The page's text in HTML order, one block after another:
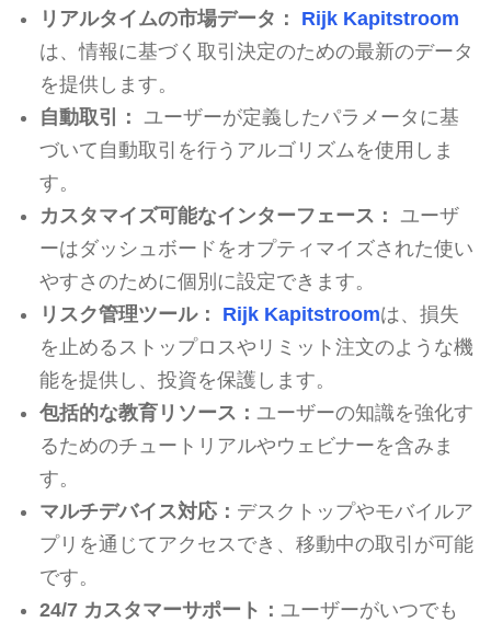
リアルタイムの市場データ：
Rijk Kapitstroom
は、情報に基づく取引決定のための最新のデータ
を提供します。
自動取引：
ユーザーが定義したパラメータに基
づいて自動取引を行うアルゴリズムを使用しま
す。
カスタマイズ可能なインターフェース：
ユーザ
ーはダッシュボードをオプティマイズされた使い
やすさのために個別に設定できます。
リスク管理ツール：
Rijk Kapitstroomは、損失
を止めるストップロスやリミット注文のような機
能を提供し、投資を保護します。
包括的な教育リソース： ユーザーの知識を強化す
るためのチュートリアルやウェビナーを含みま
す。
マルチデバイス対応： デスクトップやモバイルア
プリを通じてアクセスでき、移動中の取引が可能
です。
24/7 カスタマーサポート： ユーザーがいつでも